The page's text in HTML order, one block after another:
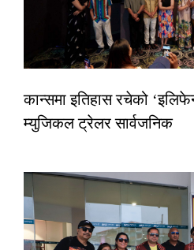
कान्समा इतिहास रचेको
म्युजिकल ट्रेलर सार्वजनिक